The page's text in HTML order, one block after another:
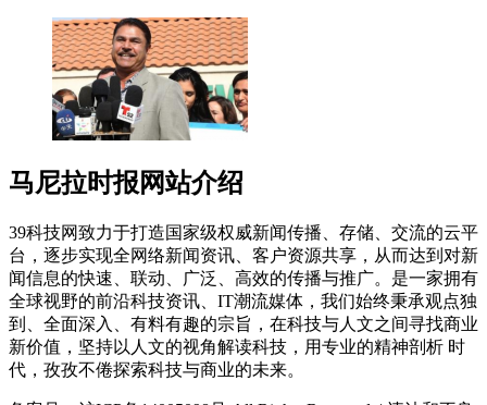
马尼拉时报网站介绍
39科技网致力于打造国家级权威新闻传播、存储、交流的云平
台，逐步实现全网络新闻资讯、客户资源共享，从而达到对新
闻信息的快速、联动、广泛、高效的传播与推广。是一家拥有
全球视野的前沿科技资讯、IT潮流媒体，我们始终秉承观点独
到、全面深入、有料有趣的宗旨，在科技与人文之间寻找商业
新价值，坚持以人文的视角解读科技，用专业的精神剖析 时
代，孜孜不倦探索科技与商业的未来。